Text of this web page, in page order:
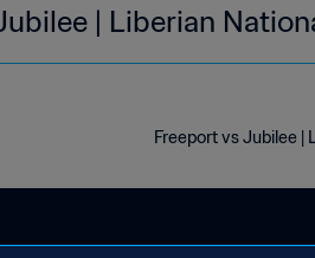
| Liberian
Freeport vs Jubilee |